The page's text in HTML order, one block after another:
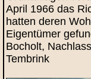
April 1966 das
hatten deren
Eigentümer
Bocholt,
Tembrink